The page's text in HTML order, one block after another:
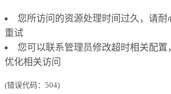
您所访问的资源处理时间过久，请耐
重试
您可以联系管理员修改超时相关配置
优化相关访问
(错误代码：504)